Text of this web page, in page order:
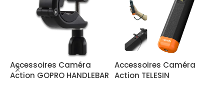
Accessoires Caméra
Action GOPRO HANDLEBAR
Accessoires Caméra
Action TELESIN